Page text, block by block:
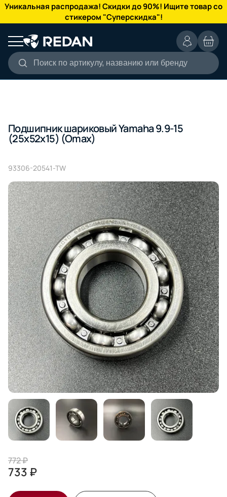
Уникальная распродажа! Скидки до 90%! Ищите товар со
стикером "Суперскидка"!
Поиск по артикулу, названию или бренду
КАТАЛОГ
Подшипник шариковый Yamaha 9.9-15
(25x52x15) (Omax)
93306-20541-TW
772 ₽
733 ₽